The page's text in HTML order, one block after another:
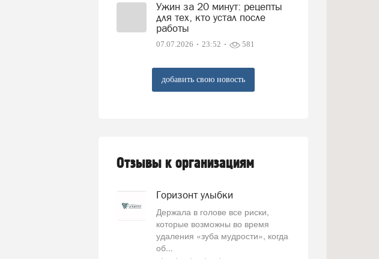
Ужин за 20 минут: рецепты
для тех, кто устал после
работы
07.07.2026 23:52 581
добавить свою новость
Отзывы к организациям
Горизонт улыбки
Держала в голове все риски,
которые возможны во время
удаления «зуба мудрости», когда
об...